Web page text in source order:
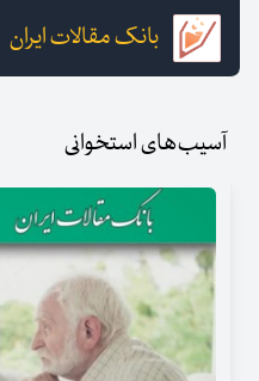
بانک مقالات ایران
آسیب‌های استخوانی